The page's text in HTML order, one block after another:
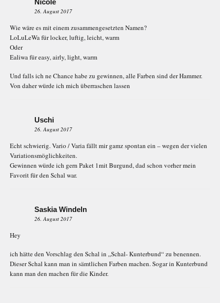
Nicole
26. August 2017
Wie wäre es mit einem zusammengesetzten Namen?
LoLuLeWa für locker, luftig, leicht, warm
Oder
Ealiwa für easy, airly, light, warm
Und falls ich ne Chance habe zu gewinnen, alle Farben sind der Hammer.
Von daher würde ich mich überraschen lassen
Uschi
26. August 2017
Echt schwierig. Vario / Varia fällt mir gamz spontan ein – wegen der vielen
Variationsmöglichkeiten.
Gewinnen würde ich gern Paket 1mit Burgund, dad schon vorher mein
Favorit für den Schal war.
Saskia Windeln
26. August 2017
Hey
ich hätte den Vorschlag den Schal in „Schal- Kunterbund“ zu benennen.
Dieser Schal kann man in sämtlichen Farben machen. Sogar in Kunterbund
kann man den machen für die Kinder.